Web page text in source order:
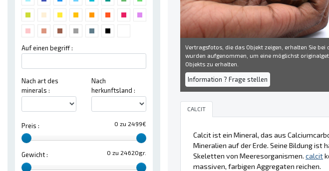
Auf einen begriff :
Nach art des
minerals :
Nach
herkunftsland :
0 zu 2499€
Preis :
0 zu 24620gr.
Gewicht :
Vertragsfotos, die das Objekt zeigen, erhalten Sie bei
wurden aufgenommen, um eine möglichst
Objekts zu erhalten.
Information ? Frage stellen
CALCIT
Calcit ist ein Mineral, das aus
Mineralien auf der Erde. Seine Bildung
Skeletten von Meeresorganismen. calcit
massiven, farbigen Aggregaten reichen.